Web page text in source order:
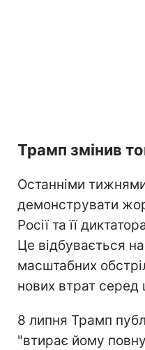
Трамп змінив
Останніми
демонструвати
Росії та її
Це відбувається
масштабних
нових втрат серед
8 липня Трамп
"втирає йому повну